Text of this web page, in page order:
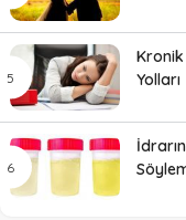
Kronik
Yolları